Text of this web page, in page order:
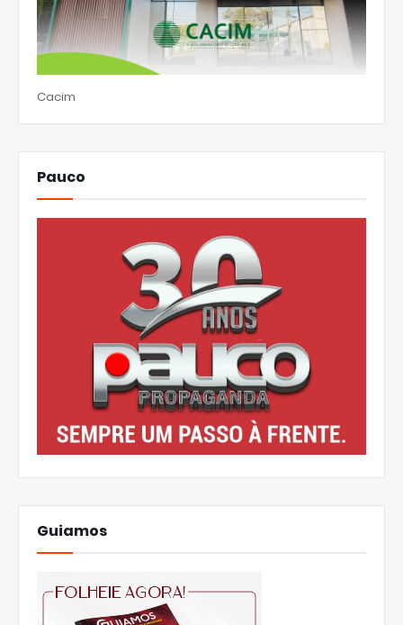
Cacim
Pauco
Guiamos